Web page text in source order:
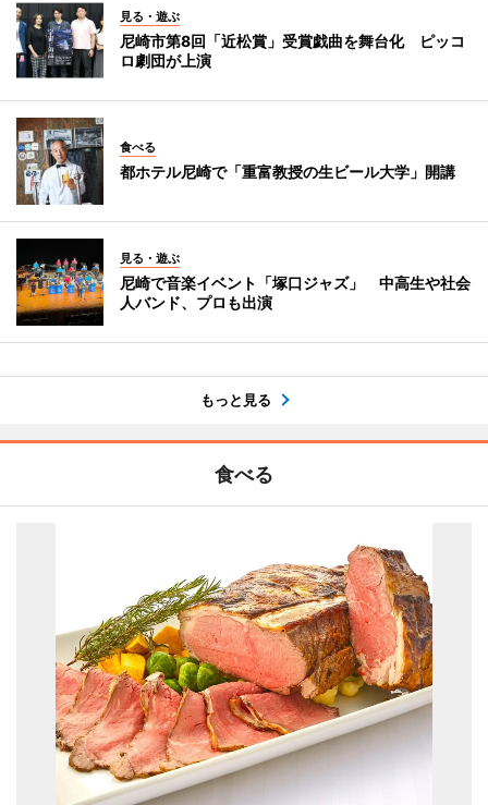
見る・遊ぶ
尼崎市第8回「近松賞」受賞戯曲を舞台化 ピッコ
ロ劇団が上演
食べる
都ホテル尼崎で「重富教授の生ビール大学」開講
見る・遊ぶ
尼崎で音楽イベント「塚口ジャズ」 中高生や社会
人バンド、プロも出演
もっと見る
食べる